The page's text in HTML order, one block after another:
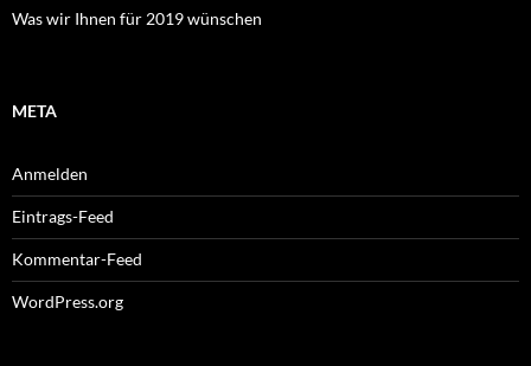
Was wir Ihnen für 2019 wünschen
META
Anmelden
Eintrags-Feed
Kommentar-Feed
WordPress.org